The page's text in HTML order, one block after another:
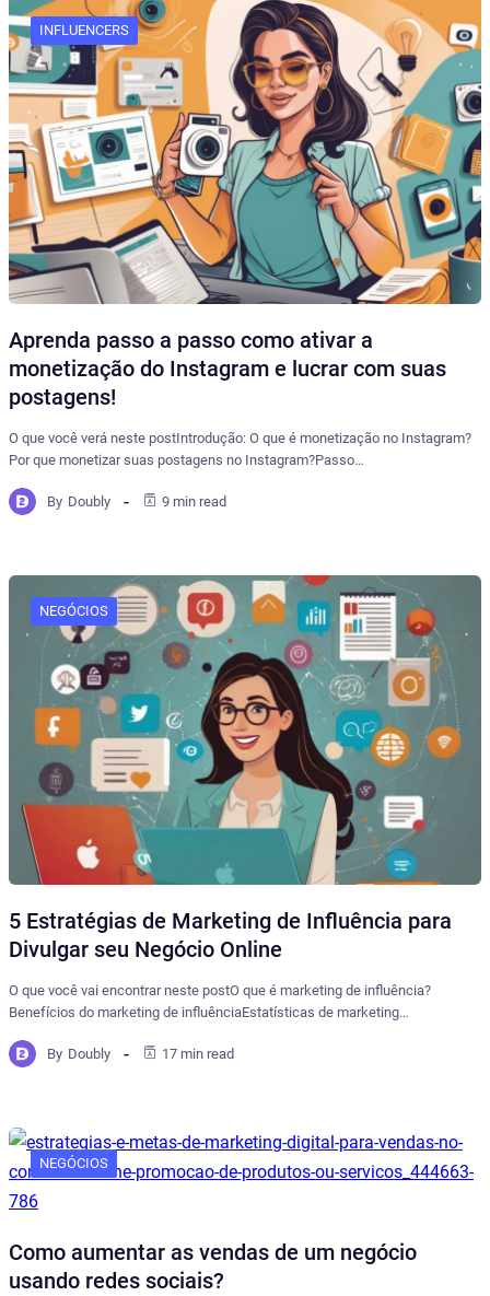
INFLUENCERS
Aprenda passo a passo como ativar a
monetização do Instagram e lucrar com suas
postagens!
O que você verá neste postIntrodução: O que é monetização no Instagram?
Por que monetizar suas postagens no Instagram?Passo…
By Doubly 9 min read
NEGÓCIOS
5 Estratégias de Marketing de Influência para
Divulgar seu Negócio Online
O que você vai encontrar neste postO que é marketing de influência?
Benefícios do marketing de influênciaEstatísticas de marketing…
By Doubly 17 min read
NEGÓCIOS
Como aumentar as vendas de um negócio
usando redes sociais?